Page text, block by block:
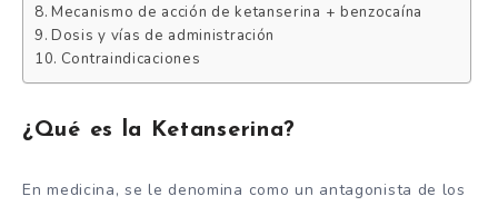
Mecanismo de acción de ketanserina + benzocaína
Dosis y vías de administración
Contraindicaciones
¿Qué es la Ketanserina?
En medicina, se le denomina como un antagonista de los